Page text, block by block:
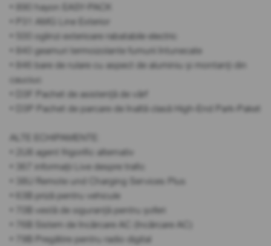
• 890 hayon EASY-PACK
• P31 AMG Line Exterior
• 500 oglinzi exterioare rabatabile electric
• 840 geamuri termoizolante fumurii întunecate
• 846 bare de rulare cu aspect de aluminiu și montanți din
cauciuc
• D3F Pachet de asistență de vârf
• D3P Pachet de parcare de înaltă clasă High-End Park-Paket
ALTE ECHIPAMENTE:
• 2U8 agent frigorific alternativ
• 367 informații Live despre trafic
• 38U Remote und Charging Services Plus
• 63B priză pentru vehicule
• 70B vestă de siguranță pentru șoferi
• 76B Sistem de încărcare AC (încărcare AC)
• 79B Pregătire pentru radio digital